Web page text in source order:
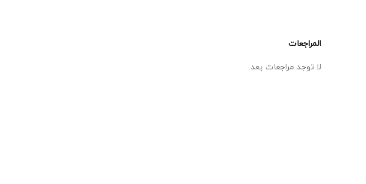
المراجعات
لا توجد مراجعات بعد.